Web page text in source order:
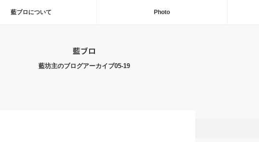
藍ブロについて Photo
藍ブロ
藍坊主のブログアーカイブ05-19